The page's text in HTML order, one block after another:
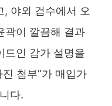
야외 검수에서 오
곽이 깔끔해 결과
드인 감가 설명을
첨부”가 매입가
다.